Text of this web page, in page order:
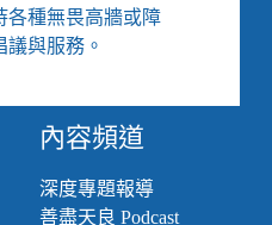
各種無畏高牆或障
與服務。
內容頻道
深度專題報導
善盡天良 Podcast